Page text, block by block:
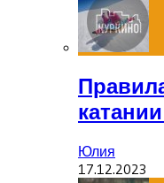
Юлия
17.12.2023